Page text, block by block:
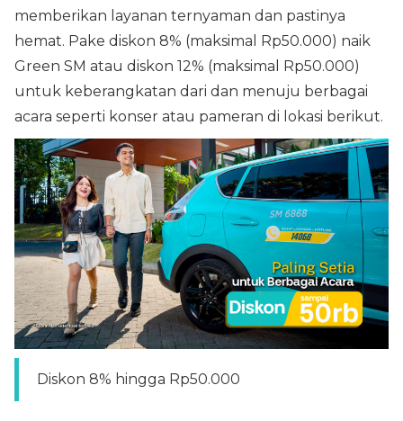
memberikan layanan ternyaman dan pastinya
hemat. Pake diskon 8% (maksimal Rp50.000) naik
Green SM atau diskon 12% (maksimal Rp50.000)
untuk keberangkatan dari dan menuju berbagai
acara seperti konser atau pameran di lokasi berikut.
Diskon 8% hingga Rp50.000